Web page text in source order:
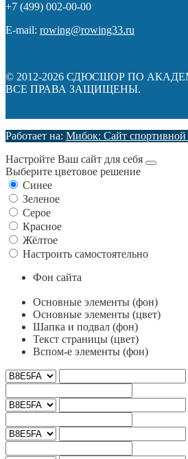
+7 (499) 002-00-00
E-mail: rowing@rowing33.ru
© 2012-2026 СДЮСШОР ПО
ВСЕ ПРАВА ЗАЩИЩЕНЫ.
Работает на: Мибок: Сайт спортивной
Настройте Ваш сайт для себя
Выберите цветовое решение
Синее
Зеленое
Серое
Красное
Жёлтое
Настроить самостоятельно
Фон сайта
Основные элементы (фон)
Основные элементы (цвет)
Шапка и подвал (фон)
Текст страницы (цвет)
Вспом-е элементы (фон)